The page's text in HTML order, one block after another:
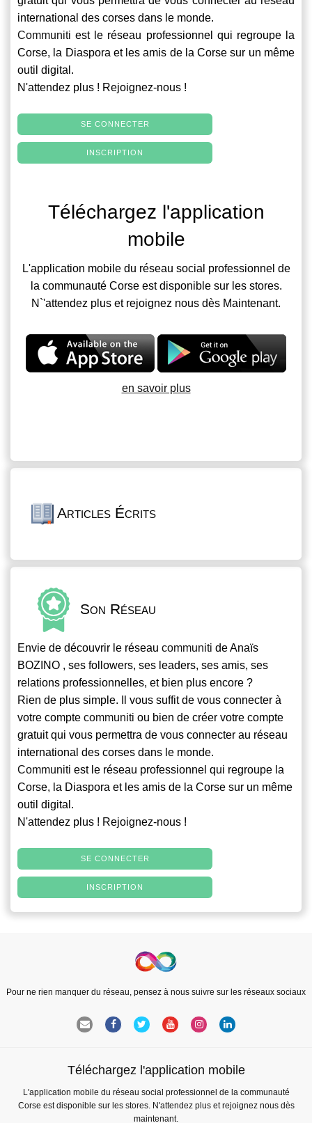
international des corses dans le monde.
Communiti est le réseau professionnel qui regroupe la
Corse, la Diaspora et les amis de la Corse sur un même
outil digital.
N'attendez plus ! Rejoignez-nous !
SE CONNECTER
INSCRIPTION
Téléchargez l'application
mobile
L'application mobile du réseau social professionnel de
la communauté Corse est disponible sur les stores.
N`'attendez plus et rejoignez nous dès Maintenant.
en savoir plus
Articles Écrits
Son Réseau
Envie de découvrir le réseau communiti de Anaïs
BOZINO , ses followers, ses leaders, ses amis, ses
relations professionnelles, et bien plus encore ?
Rien de plus simple. Il vous suffit de vous connecter à
votre compte communiti ou bien de créer votre compte
gratuit qui vous permettra de vous connecter au réseau
international des corses dans le monde.
Communiti est le réseau professionnel qui regroupe la
Corse, la Diaspora et les amis de la Corse sur un même
outil digital.
N'attendez plus ! Rejoignez-nous !
SE CONNECTER
INSCRIPTION
Pour ne rien manquer du réseau, pensez à nous suivre sur les réseaux sociaux
Téléchargez l'application mobile
L'application mobile du réseau social professionnel de la communauté
Corse est disponible sur les stores. N'attendez plus et rejoignez nous dès
maintenant.